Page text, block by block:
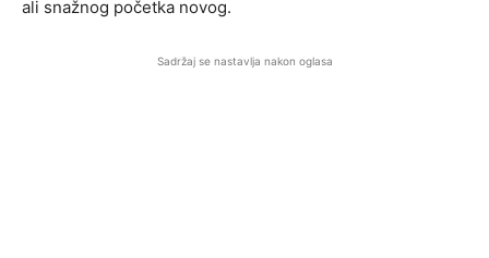
ali snažnog početka novog.
Sadržaj se nastavlja nakon oglasa